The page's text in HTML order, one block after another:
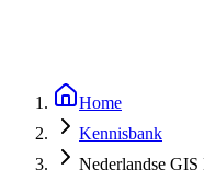
Home
Kennisbank
Nederlandse GIS